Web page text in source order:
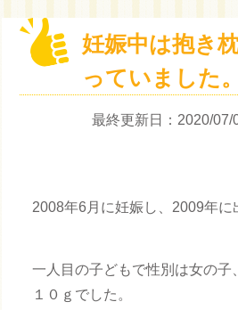
妊娠中は抱き
っていました。
最終更新日：2020/07/
2008年6月に妊娠し、2009年に
一人目の子どもで性別は女の子
１０ｇでした。